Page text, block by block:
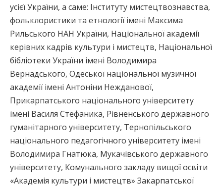
усієї України, а саме: Інституту мистецтвознавства,
фольклористики та етнології імені Максима
Рильського НАН України, Національної академії
керівних кадрів культури і мистецтв, Національної
бібліотеки України імені Володимира
Вернадського, Одеської національної музичної
академії імені Антоніни Нежданової,
Прикарпатського національного університету
імені Василя Стефаника, Рівненського державного
гуманітарного університету, Тернопільського
національного педагогічного університету імені
Володимира Гнатюка, Мукачівського державного
університету, Комунального закладу вищої освіти
«Академія культури і мистецтв» Закарпатської